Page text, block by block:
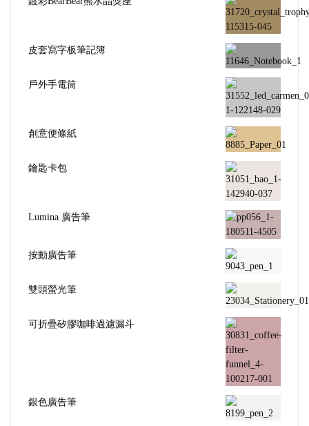
皮套寫字板筆記簿
戶外手電筒
創意便條紙
鑰匙卡包
Lumina 廣告筆
按動廣告筆
雙頭螢光筆
可折疊矽膠咖啡過濾漏斗
銀色廣告筆